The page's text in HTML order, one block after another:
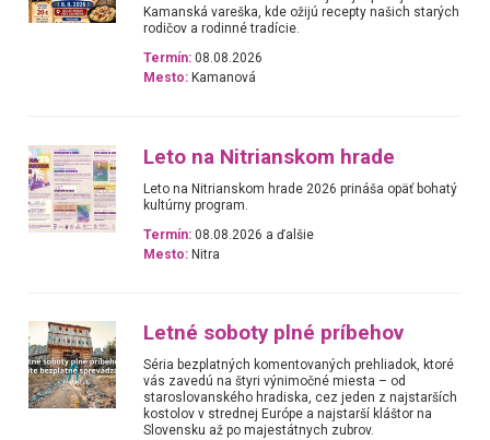
Kamanská vareška, kde ožijú recepty našich starých
rodičov a rodinné tradície.
Termín: 08.08.2026
Mesto: Kamanová
Leto na Nitrianskom hrade
Leto na Nitrianskom hrade 2026 prináša opäť bohatý
kultúrny program.
Termín: 08.08.2026 a ďalšie
Mesto: Nitra
Letné soboty plné príbehov
Séria bezplatných komentovaných prehliadok, ktoré
vás zavedú na štyri výnimočné miesta – od
staroslovanského hradiska, cez jeden z najstarších
kostolov v strednej Európe a najstarší kláštor na
Slovensku až po majestátnych zubrov.